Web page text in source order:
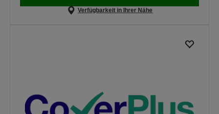
Verfügbarkeit in Ihrer Nähe